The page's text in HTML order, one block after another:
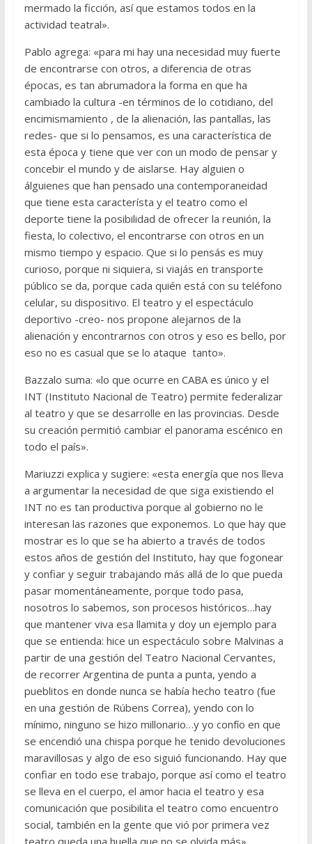
mermado la ficción, así que estamos todos en la
actividad teatral».
Pablo agrega: «para mi hay una necesidad muy fuerte
de encontrarse con otros, a diferencia de otras
épocas, es tan abrumadora la forma en que ha
cambiado la cultura -en términos de lo cotidiano, del
encimismamiento , de la alienación, las pantallas, las
redes- que si lo pensamos, es una característica de
esta época y tiene que ver con un modo de pensar y
concebir el mundo y de aislarse. Hay alguien o
álguienes que han pensado una contemporaneidad
que tiene esta característa y el teatro como el
deporte tiene la posibilidad de ofrecer la reunión, la
fiesta, lo colectivo, el encontrarse con otros en un
mismo tiempo y espacio. Que si lo pensás es muy
curioso, porque ni siquiera, si viajás en transporte
público se da, porque cada quién está con su teléfono
celular, su dispositivo. El teatro y el espectáculo
deportivo -creo- nos propone alejarnos de la
alienación y encontrarnos con otros y eso es bello, por
eso no es casual que se lo ataque tanto».
Bazzalo suma: «lo que ocurre en CABA es único y el
INT (Instituto Nacional de Teatro) permite federalizar
al teatro y que se desarrolle en las provincias. Desde
su creación permitió cambiar el panorama escénico en
todo el país».
Mariuzzi explica y sugiere: «esta energía que nos lleva
a argumentar la necesidad de que siga existiendo el
INT no es tan productiva porque al gobierno no le
interesan las razones que exponemos. Lo que hay que
mostrar es lo que se ha abierto a través de todos
estos años de gestión del Instituto, hay que fogonear
y confiar y seguir trabajando más allá de lo que pueda
pasar momentáneamente, porque todo pasa,
nosotros lo sabemos, son procesos históricos…hay
que mantener viva esa llamita y doy un ejemplo para
que se entienda: hice un espectáculo sobre Malvinas a
partir de una gestión del Teatro Nacional Cervantes,
de recorrer Argentina de punta a punta, yendo a
pueblitos en donde nunca se había hecho teatro (fue
en una gestión de Rúbens Correa), yendo con lo
mínimo, ninguno se hizo millonario…y yo confío en que
se encendió una chispa porque he tenido devoluciones
maravillosas y algo de eso siguió funcionando. Hay que
confiar en todo ese trabajo, porque así como el teatro
se lleva en el cuerpo, el amor hacia el teatro y esa
comunicación que posibilita el teatro como encuentro
social, también en la gente que vió por primera vez
teatro queda una huella que no se olvida más».